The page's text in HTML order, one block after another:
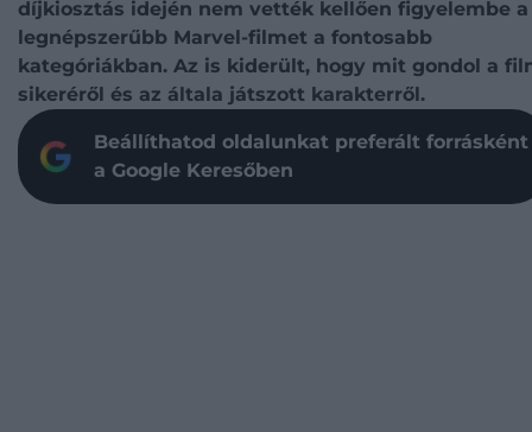
díjkiosztás idején nem vették kellően figyelembe a
legnépszerűbb Marvel-filmet a fontosabb
kategóriákban. Az is kiderült, hogy mit gondol a
sikeréről és az általa játszott karakterről.
Beállíthatod oldalunkat preferált forrásként
a Google Keresőben